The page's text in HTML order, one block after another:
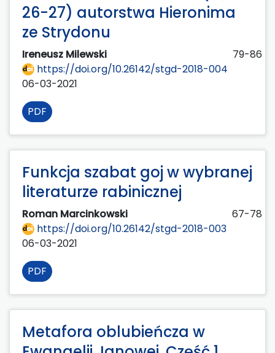
26-27) autorstwa Hieronima
ze Strydonu
Ireneusz Milewski
79-86
https://doi.org/10.26142/stgd-2018-004
06-03-2021
PDF
Funkcja szabat goj w wybranej
literaturze rabinicznej
Roman Marcinkowski
67-78
https://doi.org/10.26142/stgd-2018-003
06-03-2021
PDF
Metafora oblubieńcza w